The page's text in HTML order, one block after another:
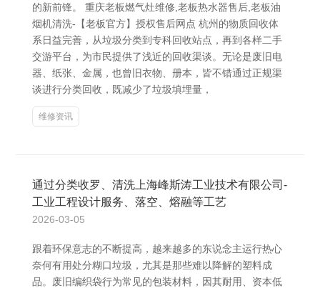
的新前锋。 重庆老板燃气灶维修,老板热水器售后,老板油
烟机清洗-【老板官方】授权售后网点 杭州的物质回收体
系日益完善，从垃圾分类到专科回收站点，再到各样二手
交游平台，为市民提供了浅近的回收渠谈。无论是废旧电
器、纸张、金属，也曾旧衣物、册本，皆不错通过正规渠
谈进行分类回收，既减少了垃圾填埋量，
维修资讯
通过分类收罗、清洗上海峰斯涛工业技术有限公司-
工业工程设计服务、落空、熔融等工艺
2026-03-05
跟着环保意志的不断提高，越来越多的东说念主运行热心
奈何有用处分糊口垃圾，尤其是那些难以降解的塑料成
品。废旧编织袋行为常见的包装材料，因其耐用、资本低